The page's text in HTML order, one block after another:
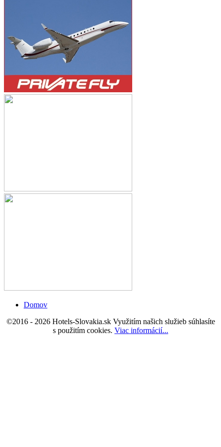
Domov
©2016 - 2026 Hotels-Slovakia.sk Využitím našich služieb súhlasíte
s použitím cookies. Viac informácií...